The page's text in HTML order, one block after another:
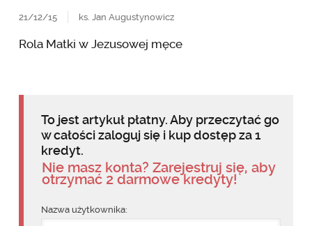
21/12/15 ks. Jan Augustynowicz
Rola Matki w Jezusowej męce
To jest artykuł płatny. Aby przeczytać go
w całości zaloguj się i kup dostęp za 1
kredyt.
Nie masz konta? Zarejestruj się, aby
otrzymać 2 darmowe kredyty!
Nazwa użytkownika: